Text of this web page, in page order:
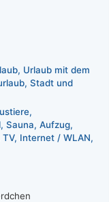
Urlaub mit dem
Stadt und
Sauna Aufzug
TV Internet / WLAN